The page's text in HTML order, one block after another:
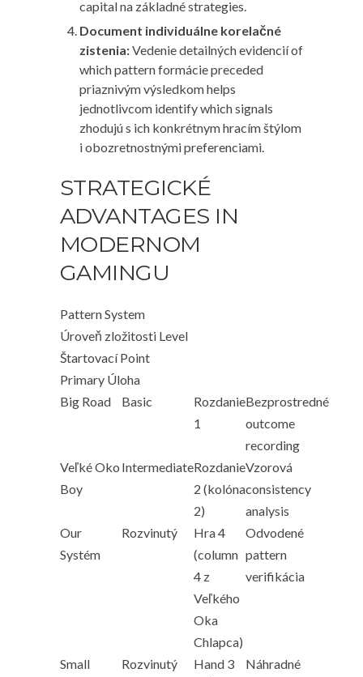
capital na základné strategies.
Document individuálne korelačné
zistenia:Vedenie detailných evidencií of
which pattern formácie preceded
priaznivým výsledkom helps
jednotlivcom identify which signals
zhodujú s ich konkrétnym hracím štýlom
i obozretnostnými preferenciami.
STRATEGICKÉ
ADVANTAGES IN
MODERNOM
GAMINGU
Pattern System
Úroveň zložitosti Level
Štartovací Point
Primary Úloha
Big Road
Basic
Rozdanie
1
Bezprostredné
outcome
recording
Veľké Oko
Boy
IntermediateRozdanie
2 (kolóna
2)
Vzorová
consistency
analysis
Our
Systém
Rozvinutý
Hra 4
(column
4 z
Veľkého
Oka
Chlapca)
Odvodené
pattern
verifikácia
Small
Rozvinutý
Hand 3
Náhradné